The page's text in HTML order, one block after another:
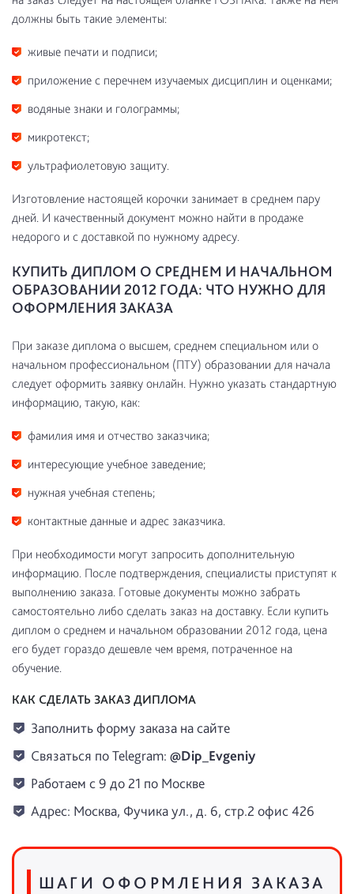
должны быть такие элементы:
живые печати и подписи;
приложение с перечнем изучаемых дисциплин и оценками;
водяные знаки и голограммы;
микротекст;
ультрафиолетовую защиту.
Изготовление настоящей корочки занимает в среднем пару
дней. И качественный документ можно найти в продаже
недорого и с доставкой по нужному адресу.
КУПИТЬ ДИПЛОМ О СРЕДНЕМ И НАЧАЛЬНОМ
ОБРАЗОВАНИИ 2012 ГОДА: ЧТО НУЖНО ДЛЯ
ОФОРМЛЕНИЯ ЗАКАЗА
При заказе диплома о высшем, среднем специальном или о
начальном профессиональном (ПТУ) образовании для начала
следует оформить заявку онлайн. Нужно указать стандартную
информацию, такую, как:
фамилия имя и отчество заказчика;
интересующие учебное заведение;
нужная учебная степень;
контактные данные и адрес заказчика.
При необходимости могут запросить дополнительную
информацию. После подтверждения, специалисты приступят к
выполнению заказа. Готовые документы можно забрать
самостоятельно либо сделать заказ на доставку. Если купить
диплом о среднем и начальном образовании 2012 года, цена
его будет гораздо дешевле чем время, потраченное на
обучение.
КАК СДЕЛАТЬ ЗАКАЗ ДИПЛОМА
Заполнить форму заказа на сайте
Связаться по Telegram: @Dip_Evgeniy
Работаем с 9 до 21 по Москве
Адрес: Москва, Фучика ул., д. 6, стр.2 офис 426
ШАГИ ОФОРМЛЕНИЯ ЗАКАЗА